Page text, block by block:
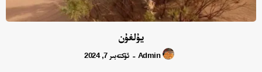
يۇلغۇن
Admin
- ئۆكتەبىر 7, 2024